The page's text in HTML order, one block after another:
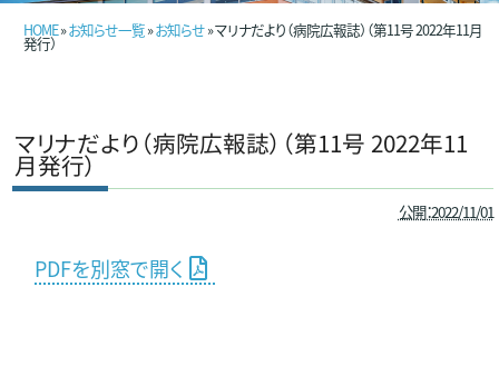
HOME»お知らせ一覧»お知らせ» マリナだより（病院広報誌）（第11号 2022年11月
発行）
マリナだより（病院広報誌）（第11号 2022年11
月発行）
公開：2022/11/01
PDFを別窓で開く